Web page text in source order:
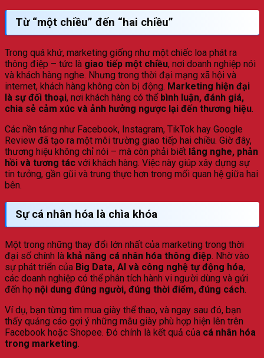
Từ “một chiều” đến “hai chiều”
Trong quá khứ, marketing giống như một chiếc loa phát ra
thông điệp – tức là giao tiếp một chiều, nơi doanh nghiệp nói
và khách hàng nghe. Nhưng trong thời đại mạng xã hội và
internet, khách hàng không còn bị động. Marketing hiện đại
là sự đối thoại, nơi khách hàng có thể bình luận, đánh giá,
chia sẻ cảm xúc và ảnh hưởng ngược lại đến thương hiệu.
Các nền tảng như Facebook, Instagram, TikTok hay Google
Review đã tạo ra một môi trường giao tiếp hai chiều. Giờ đây,
thương hiệu không chỉ nói – mà còn phải biết lắng nghe, phản
hồi và tương tác với khách hàng. Việc này giúp xây dựng sự
tin tưởng, gần gũi và trung thực hơn trong mối quan hệ giữa hai
bên.
Sự cá nhân hóa là chìa khóa
Một trong những thay đổi lớn nhất của marketing trong thời
đại số chính là khả năng cá nhân hóa thông điệp. Nhờ vào
sự phát triển của Big Data, AI và công nghệ tự động hóa,
các doanh nghiệp có thể phân tích hành vi người dùng và gửi
đến họ nội dung đúng người, đúng thời điểm, đúng cách.
Ví dụ, bạn từng tìm mua giày thể thao, và ngay sau đó, bạn
thấy quảng cáo gợi ý những mẫu giày phù hợp hiện lên trên
Facebook hoặc Shopee. Đó chính là kết quả của cá nhân hóa
trong marketing.